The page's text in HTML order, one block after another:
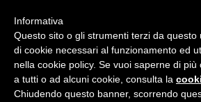
Informativa
Questo sito o gli strumenti terzi da questo
di cookie necessari al funzionamento ed
nella cookie policy. Se vuoi saperne di
a tutti o ad alcuni cookie, consulta la
Chiudendo questo banner, scorrendo